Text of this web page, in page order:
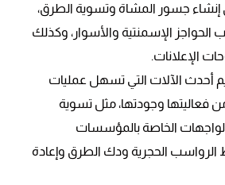
إنشاء جسور المشاة وتسوية الطرق،
الحواجز الإسمنتية والأسوار، وكذلك
الإعلانات.
أحدث الآلات التي تسهل عمليات
فعاليتها وجودتها، مثل تسوية
الخاصة بالمؤسسات
الحجرية ودك الطرق وإعادة